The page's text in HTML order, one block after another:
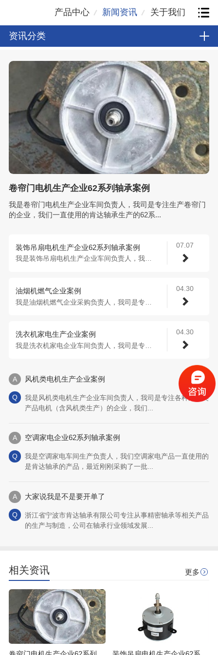
产品中心 新闻资讯 关于我们
资讯分类
卷帘门电机生产企业62系列轴承案例
我是卷帘门电机生产企业车间负责人，我司是专注生产卷帘门
的企业，我们一直使用的肯达轴承生产的62系...
07.07
装饰吊扇电机生产企业62系列轴承案例
我是装饰吊扇电机生产企业车间负责人，我司...
04.30
油烟机燃气企业案例
我是油烟机燃气企业采购负责人，我司是专注...
04.30
洗衣机家电生产企业案例
我是洗衣机家电企业车间负责人，我司是专注...
风机类电机生产企业案例
我是风机类电机生产企业车间负责人，我司是专注各种风机类
产品电机（含风机类生产）的企业，我们...
空调家电企业62系列轴承案例
我是空调家电车间生产负责人，我们空调家电产品一直使用的
是肯达轴承的产品，最近刚刚采购了一批...
大家说我是不是要开单了
浙江省宁波市肯达轴承有限公司专注从事精密轴承等相关产品
的生产与制造，公司在轴承行业领域发展...
相关资讯 更多